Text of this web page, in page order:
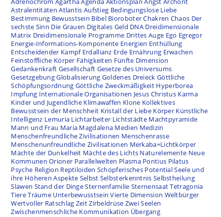
Astralentitäten Atlantis Aufstieg Bedingungslose Liebe
Bestimmung Bewusstsein Bibel BioroboterChakren Chaos Der
sechste Sinn Die Grauen Digitales Geld DNA Dreidimensionale
Matrix Dreidimensionale Programme Drittes Auge Ego Egregor
Energie-Informations-Komponente Energien Enthüllung
Entscheidender Kampf Erdallianz Erde Ernährung Erwachen
Feinstoffliche Körper Fähigkeiten Fünfte Dimension
Gedankenkraft Gesellschaft Gesetze des Universums
GesetzgebungGlobalisierung Goldenes Dreieck Göttliche
Schöpfungsordnung Göttliche Zweckmäßigkeit Hyperborea
Impfung Internationale Organisationen Jesus Christus Karma
Kinder und Jugendliche Klimawaffen Klone Kollektives
Bewusstsein der Menschheit Kristall der Liebe Körper Künstliche
Intelligenz Lemuria Lichtarbeiter Lichtstädte Machtpyramide
Mann und Frau Maria Magdalena Medien Medizin
Menschenfreundliche Zivilisationen Menschenrasse
Menschenunfreundliche Zivilisationen Merkaba=Lichtkörper
Mächte der Dunkelheit Mächte des Lichts Naturelemente Neue
Kommunen Orioner Parallelwelten Plasma Pontius Pilatus
Psyche Religion Reptiloiden Schöpferisches PotentialSeele und
ihre Höheren Aspekte Selbst Selbsterkenntnis Selbstheilung
Slawen Stand der DingeSternenfamilie SternensaatTetragonia
TiereTräume Unterbewusstsein Vierte Dimension Weltbürger
Wertvoller Ratschlag ZeitZirbeldrüse Zwei Seelen
Zwischenmenschliche Kommunikation Übergang